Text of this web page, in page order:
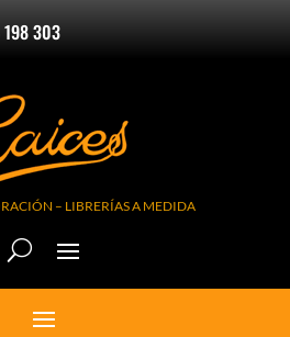
303
– LIBRERÍAS A MEDIDA